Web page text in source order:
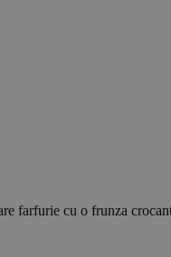
farfurie cu o frunza